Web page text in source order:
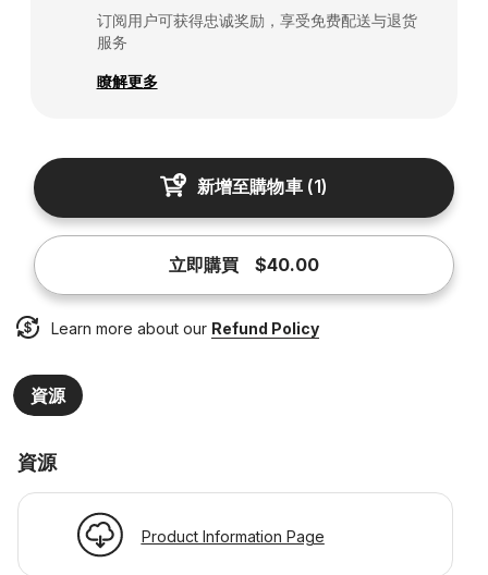
订阅用户可获得忠诚奖励，享受免费配送与退货
服务
瞭解更多
新增至購物車(1)
立即購買 $40.00
Learn more about our Refund Policy
資源
資源
Product Information Page